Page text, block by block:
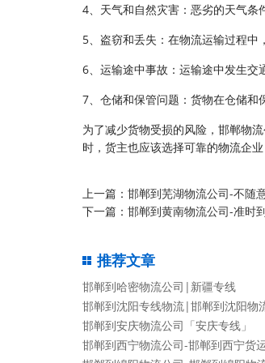
4、天气和自然灾害：恶劣的天气条
5、盗窃和丢失：在物流运输过程中
6、运输途中事故：运输途中发生交
7、仓储和保管问题：货物在仓储和
为了减少货物受损的风险，邯郸物
时，货主也应该选择可靠的物流企
上一篇： 邯郸到芜湖物流公司-不随
下一篇： 邯郸到黄南物流公司-准时
推荐文章
邯郸到哈密物流公司|新疆专线
邯郸到沈阳专线物流|邯郸到沈阳物
邯郸到安庆物流公司「安庆专线」
邯郸到西宁物流公司-邯郸到西宁货